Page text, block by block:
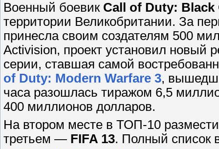
Военный боевик Call of Duty: Black
территории Великобритании. За
принесла своим создателям 500
Activision, проект установил новый
серии, ставшая самой
of Duty: Modern Warfare 3,
часаразошлась тиражом 6,5
400 миллионов долларов.
На втором месте в ТОП-10
третьем — FIFA 13. Полный список